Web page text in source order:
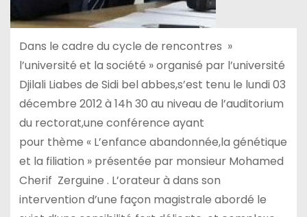
Dans le cadre du cycle de rencontres »
l’université et la société » organisé par l’université
Djilali Liabes de Sidi bel abbes,s’est tenu le lundi 03
décembre 2012 à 14h 30 au niveau de l’auditorium
du rectorat,une conférence ayant
pour thème « L’enfance abandonnée,la génétique
et la filiation » présentée par monsieur Mohamed
Cherif Zerguine . L’orateur à dans son
intervention d’une façon magistrale abordé le